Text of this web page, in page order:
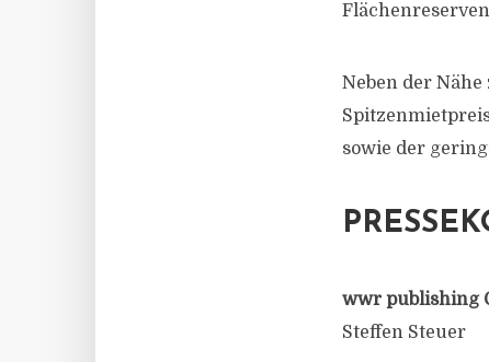
Neben der
sowie der
wwr publishing
Steffen Steuer